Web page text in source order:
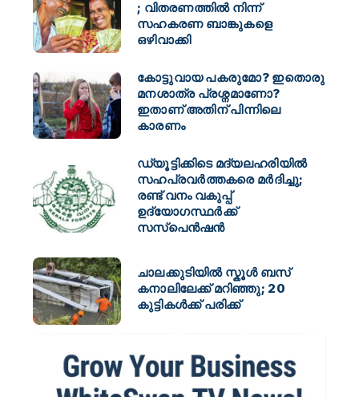
; വിതരണത്തിൽ നിന്ന്
സഹകരണ ബാങ്കുകളെ
ഒഴിവാക്കി
കോട്ടുവായ പകരുമോ? ഇതൊരു
മനശാത്ര പ്രശ്നമാണോ?
ഇതാണ് അതിന് പിന്നിലെ
കാരണം
ഡ്യൂട്ടിക്കിടെ മദ്യലഹരിയിൽ
സഹപ്രവർത്തകരെ മർദിച്ചു;
രണ്ട് വനം വകുപ്പ്
ഉദ്യോഗസ്ഥർക്ക്
സസ്പെൻഷൻ
ചാലക്കുടിയിൽ സ്കൂൾ ബസ്
കനാലിലേക്ക് മറിഞ്ഞു; 20
കുട്ടികൾക്ക് പരിക്ക്